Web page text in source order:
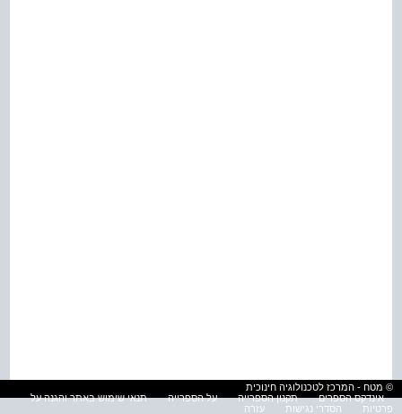
© מטח - המרכז לטכנולוגיה חינוכית
אינדקס הספרים
תקנון הספרייה על הספרייה
תנאי שימוש באתר והגנה על
פרטיות
הסדרי נגישות עזרה